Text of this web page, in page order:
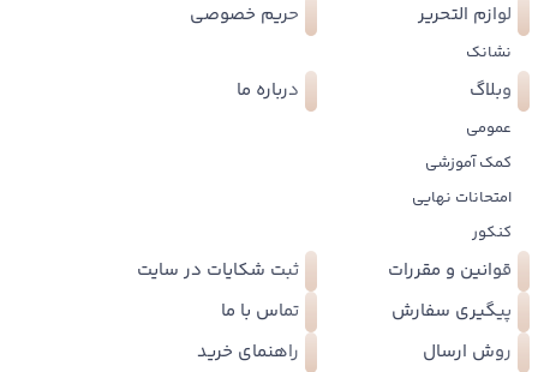
لوازم التحریر
نشانک
حریم خصوصی
وبلاگ
عمومی
کمک آموزشی
امتحانات نهایی
کنکور
درباره ما
قوانین و مقررات
ثبت شکایات در سایت
پیگیری سفارش
تماس با ما
روش ارسال
راهنمای خرید